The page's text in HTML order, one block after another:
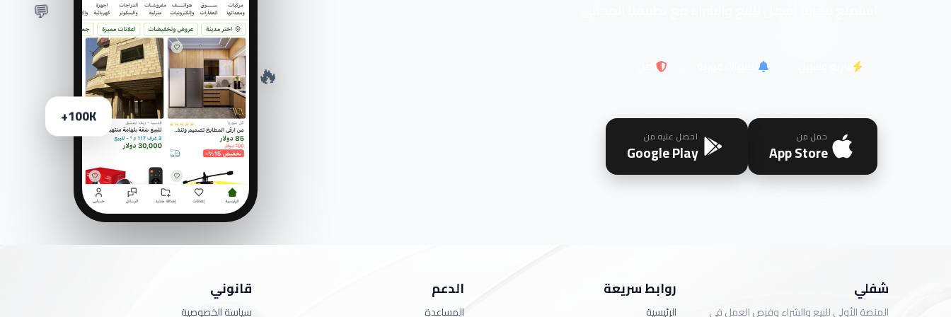
حمل من
App Store
احصل عليه من
Google Play
100K+
🔥
شفلي
المنصة الأولى للبيع والشراء وفرص العمل في
روابط سريعة
الرئيسية
الدعم
المساعدة
قانوني
سياسة الخصوصية